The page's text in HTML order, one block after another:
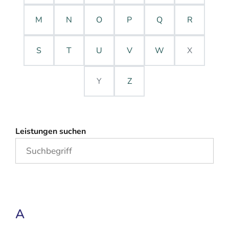
M N O P Q R
S T U V W X
Y Z
Leistungen suchen
A